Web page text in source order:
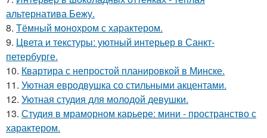
альтернатива Бежу.
8. Тёмный монохром с характером.
9. Цвета и текстуры: уютный интерьер в Санкт-
петербурге.
10. Квартира с непростой планировкой в Минске.
11. Уютная евродвушка со стильными акцентами.
12. Уютная студия для молодой девушки.
13. Студия в мраморном карьере: мини - пространство с
характером.